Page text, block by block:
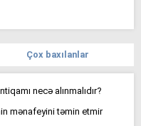
Çox baxılanlar
necə alınmalıdır?
mənafeyini təmin etmir